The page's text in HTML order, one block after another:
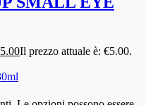
5.00Il prezzo attuale è: €5.00.